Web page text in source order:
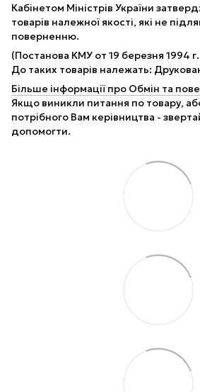
Кабінетом Міністрів України
товарів належної якості, які не
поверненню.
(Постанова КМУ от 19 березня 1994
До таких товарів належать:
Більше інформації про Обмін та
Якщо виникли питання по товару,
потрібного Вам керівництва -
допомогти.